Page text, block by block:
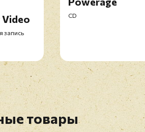
Video
запись
CD
товары